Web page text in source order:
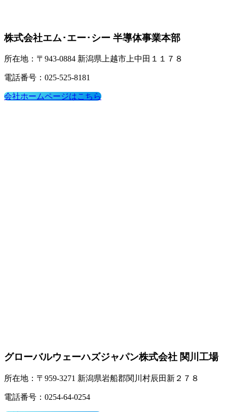
株式会社エム･エー･シー 半導体事業本部
所在地：〒943-0884 新潟県上越市上中田１１７８
電話番号：025-525-8181
会社ホームページはこちら
グローバルウェーハズジャパン株式会社 関川工場
所在地：〒959-3271 新潟県岩船郡関川村辰田新２７８
電話番号：0254-64-0254